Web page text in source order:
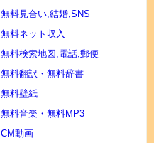
無料見合い,結婚,SNS
無料ネット収入
無料検索地図,電話,郵便
無料翻訳・無料辞書
無料壁紙
無料音楽・無料MP3
CM動画